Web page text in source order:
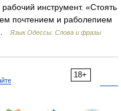
инструмент. «Стоять
почтением и раболепием
Язык Одессы. Слова и фразы
18+